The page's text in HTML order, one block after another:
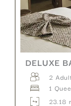
DELUXE
2
1
23.18